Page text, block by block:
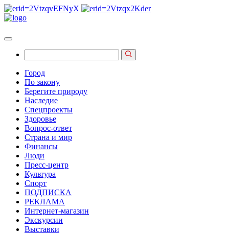
Город
По закону
Берегите природу
Наследие
Спецпроекты
Здоровье
Вопрос-ответ
Страна и мир
Финансы
Люди
Пресс-центр
Культура
Спорт
ПОДПИСКА
РЕКЛАМА
Интернет-магазин
Экскурсии
Выставки